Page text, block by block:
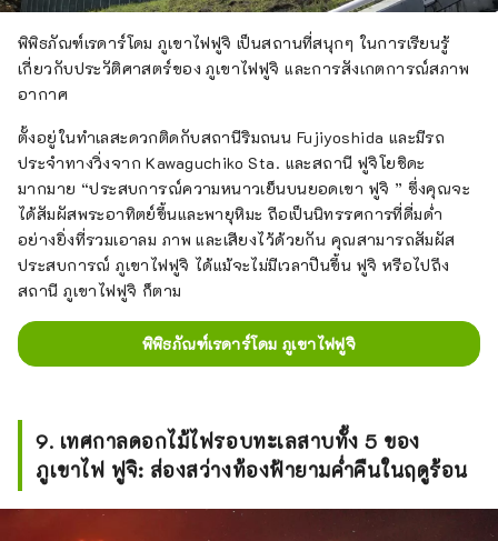
พิพิธภัณฑ์เรดาร์โดม ภูเขาไฟฟูจิ เป็นสถานที่สนุกๆ ในการเรียนรู้
เกี่ยวกับประวัติศาสตร์ของ ภูเขาไฟฟูจิ และการสังเกตการณ์สภาพ
อากาศ
ตั้งอยู่ในทำเลสะดวกติดกับสถานีริมถนน Fujiyoshida และมีรถ
ประจำทางวิ่งจาก Kawaguchiko Sta. และสถานี ฟูจิโยชิดะ
มากมาย “ประสบการณ์ความหนาวเย็นบนยอดเขา ฟูจิ ” ซึ่งคุณจะ
ได้สัมผัสพระอาทิตย์ขึ้นและพายุหิมะ ถือเป็นนิทรรศการที่ดื่มด่ำ
อย่างยิ่งที่รวมเอาลม ภาพ และเสียงไว้ด้วยกัน คุณสามารถสัมผัส
ประสบการณ์ ภูเขาไฟฟูจิ ได้แม้จะไม่มีเวลาปีนขึ้น ฟูจิ หรือไปถึง
สถานี ภูเขาไฟฟูจิ ก็ตาม
พิพิธภัณฑ์เรดาร์โดม ภูเขาไฟฟูจิ
9. เทศกาลดอกไม้ไฟรอบทะเลสาบทั้ง 5 ของ
ภูเขาไฟ ฟูจิ: ส่องสว่างท้องฟ้ายามค่ำคืนในฤดูร้อน